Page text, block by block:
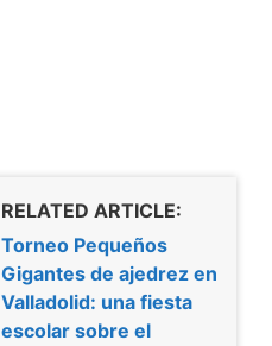
RELATED ARTICLE:
Torneo Pequeños
Gigantes de ajedrez en
Valladolid: una fiesta
escolar sobre el